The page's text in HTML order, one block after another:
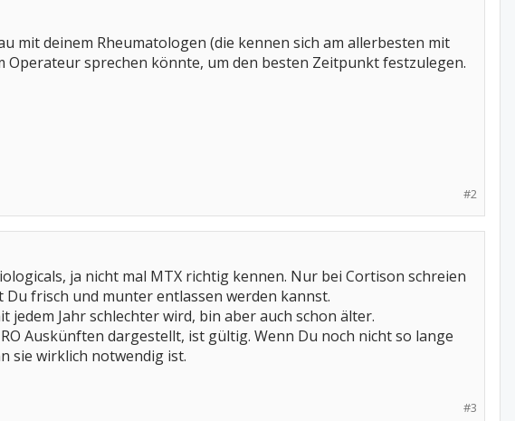
mit deinem Rheumatologen (die kennen sich am allerbesten mit
sprechen könnte, um den besten Zeitpunkt festzulegen.
#2
ja nicht mal MTX richtig kennen. Nur bei Cortison schreien
frisch und munter entlassen werden kannst.
Jahr schlechter wird, bin aber auch schon älter.
Auskünften dargestellt, ist gültig. Wenn Du noch nicht so lange
sie wirklich notwendig ist.
#3